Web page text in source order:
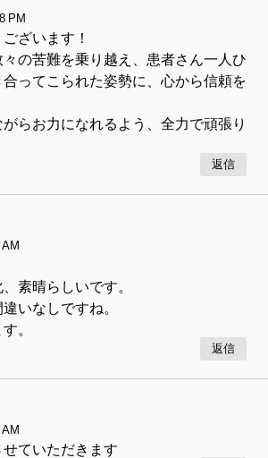
PM
ざいます！
の苦難を乗り越え、患者さん一人ひ
合ってこられた姿勢に、心から信頼を
がらお力になれるよう、全力で頑張り
返信
素晴らしいです。
いなしですね。
。
返信
ていただきます